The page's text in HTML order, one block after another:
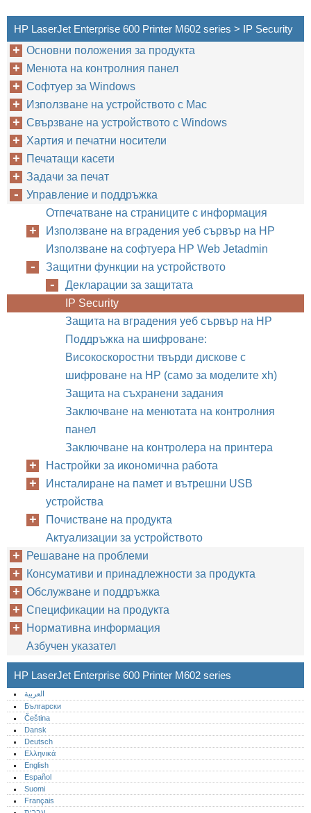
HP LaserJet Enterprise 600 Printer M602 series > IP Security
Основни положения за продукта
Менюта на контролния панел
Софтуер за Windows
Използване на устройството с Mac
Свързване на устройството с Windows
Хартия и печатни носители
Печатащи касети
Задачи за печат
Управление и поддръжка
Отпечатване на страниците с информация
Използване на вградения уеб сървър на НР
Използване на софтуера HP Web Jetadmin
Защитни функции на устройството
Декларации за защитата
IP Security
Защита на вградения уеб сървър на НР
Поддръжка на шифроване:
Високоскоростни твърди дискове с
шифроване на HP (само за моделите xh)
Защита на съхранени задания
Заключване на менютата на контролния
панел
Заключване на контролера на принтера
Настройки за икономична работа
Инсталиране на памет и вътрешни USB
устройства
Почистване на продукта
Актуализации за устройството
Решаване на проблеми
Консумативи и принадлежности за продукта
Обслужване и поддръжка
Спецификации на продукта
Нормативна информация
Азбучен указател
HP LaserJet Enterprise 600 Printer M602 series
العربية
Български
Čeština
Dansk
Deutsch
Ελληνικά
English
Español
Suomi
Français